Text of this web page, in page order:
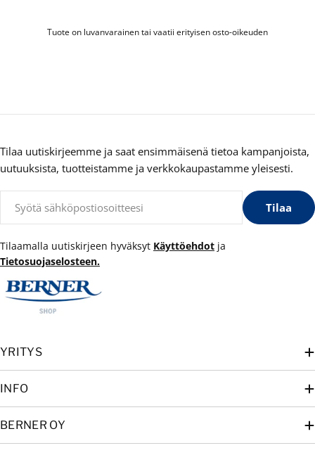
Tuote on luvanvarainen tai vaatii erityisen osto-oikeuden
YRITYS
INFO
BERNER OY
Tilaa uutiskirjeemme ja saat ensimmäisenä tietoa kampanjoista,
uutuuksista, tuotteistamme ja verkkokaupastamme yleisesti.
Tilaa
Tilaamalla uutiskirjeen hyväksyt Käyttöehdot ja
Tietosuojaselosteen.